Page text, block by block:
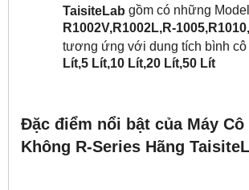
TaisiteLab gồm có những
R1002V,R1002L,R-
tương ứng với dung tích bình cô
Lít,5 Lít,10 Lít,20 Lít,50 Lít
Đặc điểm nổi bật của Máy Cô
Không R-Series Hãng